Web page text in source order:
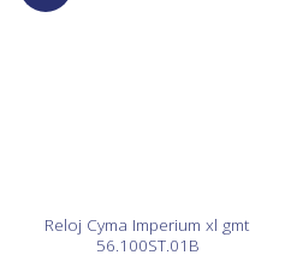
Reloj Cyma Imperium xl gmt
56.100ST.01B